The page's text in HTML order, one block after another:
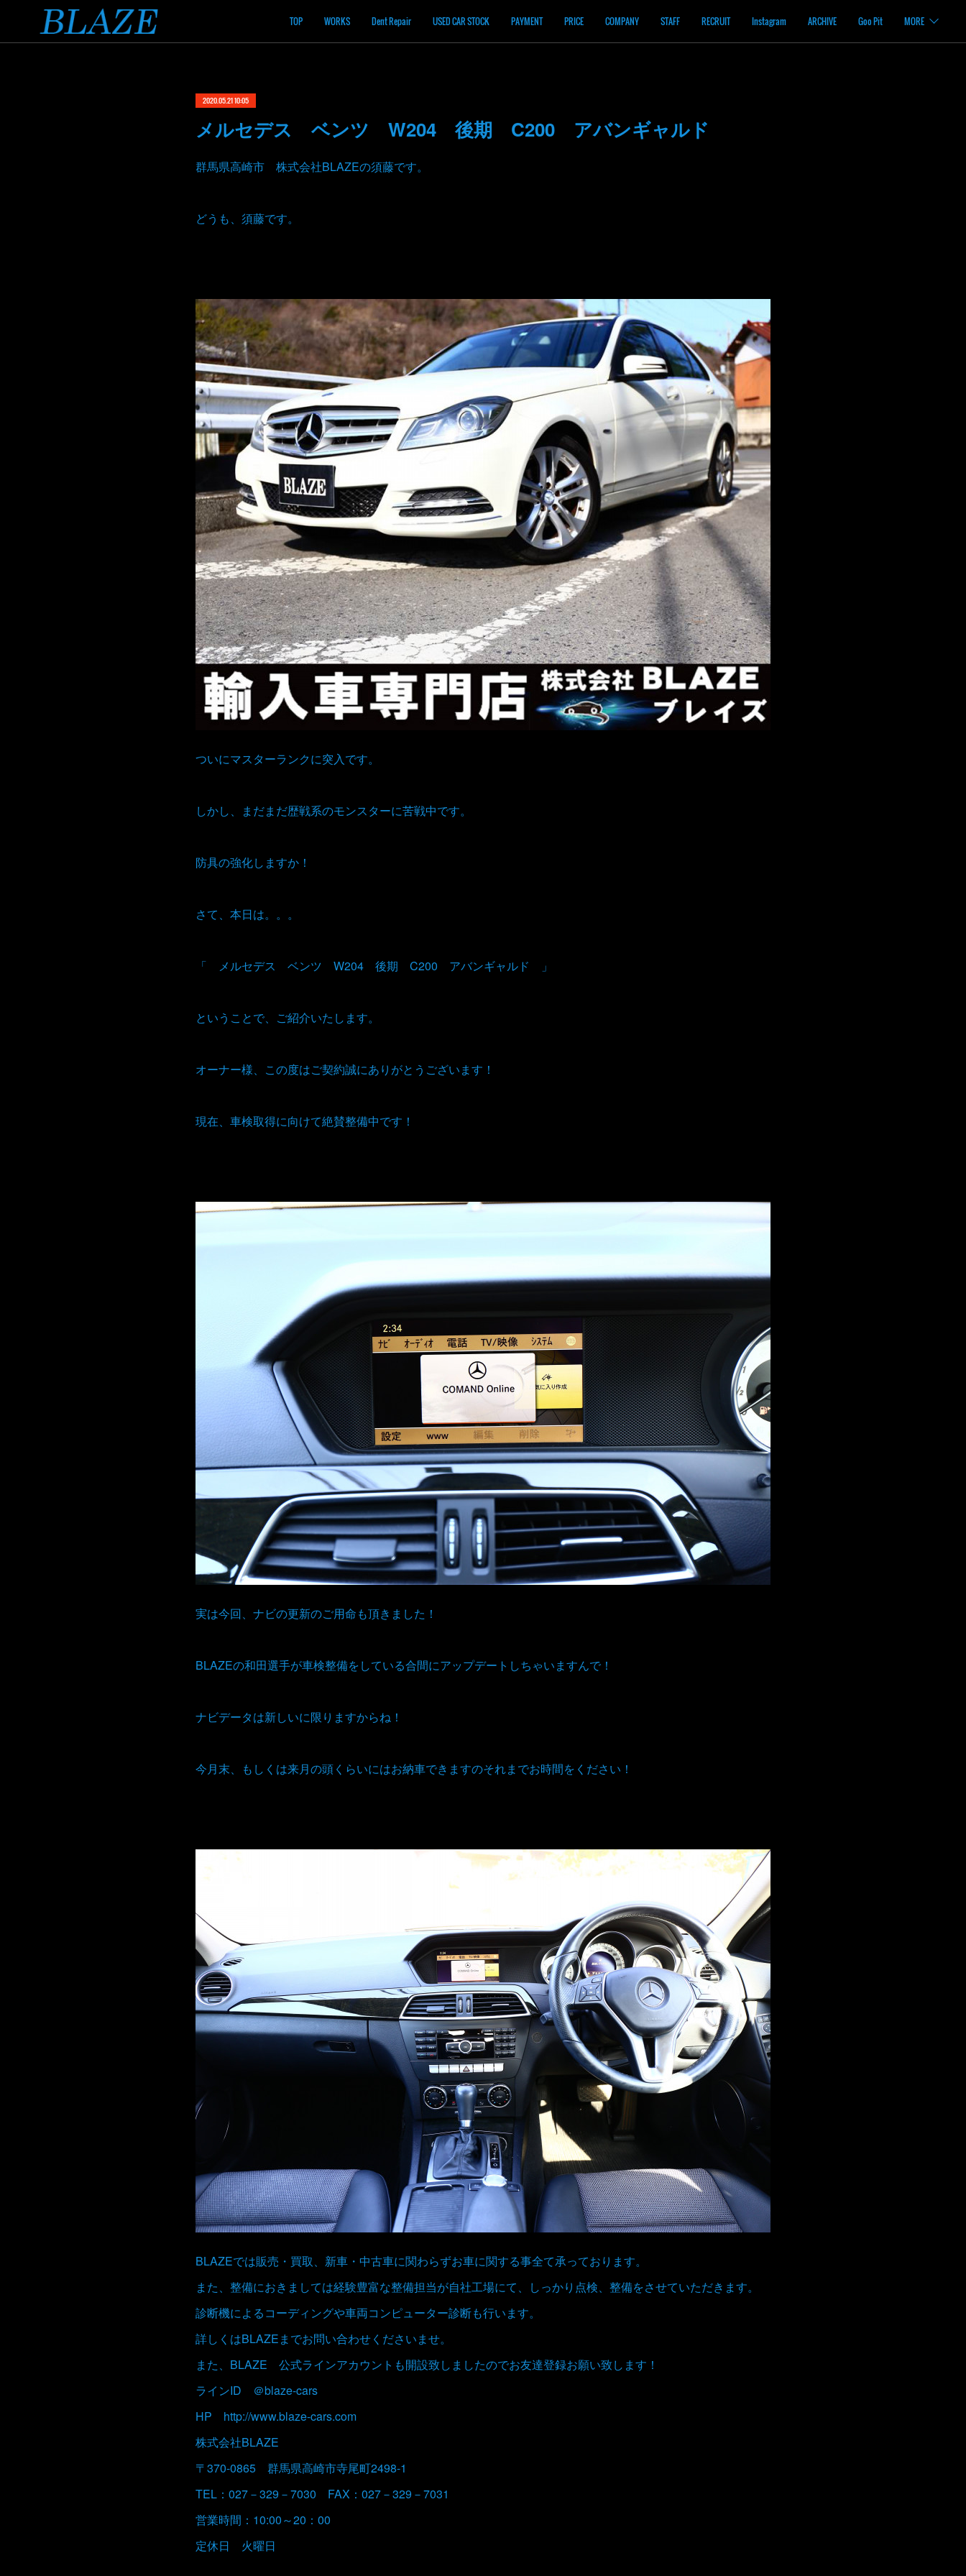
TOP WORKS Dent Repair USED CAR STOCK PAYMENT PRICE COMPANY STAFF RECRUIT Instagram ARCHIVE Goo Pit MORE
2020.05.21 10:05
メルセデス ベンツ W204 後期 C200 アバンギャルド
群馬県高崎市 株式会社BLAZEの須藤です。
どうも、須藤です。
ついにマスターランクに突入です。
しかし、まだまだ歴戦系のモンスターに苦戦中です。
防具の強化しますか！
さて、本日は。。。
「 メルセデス ベンツ W204 後期 C200 アバンギャルド 」
ということで、ご紹介いたします。
オーナー様、この度はご契約誠にありがとうございます！
現在、車検取得に向けて絶賛整備中です！
実は今回、ナビの更新のご用命も頂きました！
BLAZEの和田選手が車検整備をしている合間にアップデートしちゃいますんで！
ナビデータは新しいに限りますからね！
今月末、もしくは来月の頭くらいにはお納車できますのそれまでお時間をください！
BLAZEでは販売・買取、新車・中古車に関わらずお車に関する事全て承っております。
また、整備におきましては経験豊富な整備担当が自社工場にて、しっかり点検、整備をさせていただきます。
診断機によるコーディングや車両コンピューター診断も行います。
詳しくはBLAZEまでお問い合わせくださいませ。
また、BLAZE 公式ラインアカウントも開設致しましたのでお友達登録お願い致します！
ラインID ＠blaze-cars
HP http://www.blaze-cars.com
株式会社BLAZE
〒370-0865 群馬県高崎市寺尾町2498-1
TEL：027－329－7030 FAX：027－329－7031
営業時間：10:00～20：00
定休日 火曜日